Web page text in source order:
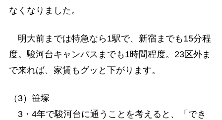
なくなりました。
明大前までは特急なら1駅で、新宿までも15分程
度。駿河台キャンパスまでも1時間程度。23区外ま
で来れば、家賃もグッと下がります。
（3）笹塚
3・4年で駿河台に通うことを考えると、「でき